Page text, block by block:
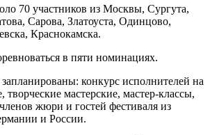
70 участников из Москвы, Сургута,
Сарова, Златоуста, Одинцово,
Краснокамска.
в пяти номинациях.
конкурс исполнителей на
творческие мастерские, мастер-классы,
жюри и гостей фестиваля из
и России.